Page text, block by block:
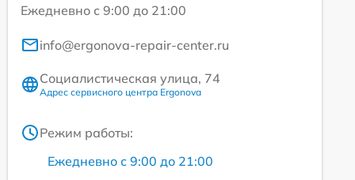
Ежедневно с 9:00 до 21:00
info@ergonova-repair-center.ru
Социалистическая улица, 74
Адрес сервисного центра Ergonova
Режим работы:
Ежедневно с 9:00 до 21:00